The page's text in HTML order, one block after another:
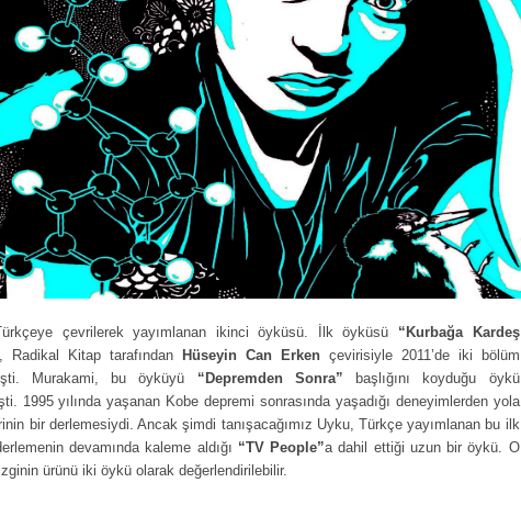
çevrilerek yayımlanan ikinci öyküsü. İlk öyküsü “Kurbağa Kardeş
, Radikal Kitap tarafından Hüseyin Can Erkençevirisiyle 2011’de iki bölüm
Murakami, bu öyküyü “Depremden Sonra” başlığını koyduğu öykü
1995 yılında yaşanan Kobe depremi sonrasında yaşadığı deneyimlerden yola
bir derlemesiydi. Ancak şimdi tanışacağımız Uyku, Türkçe yayımlanan bu ilk
devamında kaleme aldığı “TV People”a dahil ettiği uzun bir öykü. O
ürünü iki öykü olarak değerlendirilebilir.